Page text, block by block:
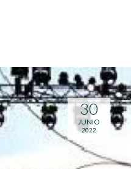
30
JUNIO
2022